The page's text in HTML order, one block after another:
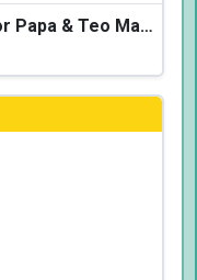
Μουσική Βραδιά με τους Junior Papa & Teo Mavropoulos